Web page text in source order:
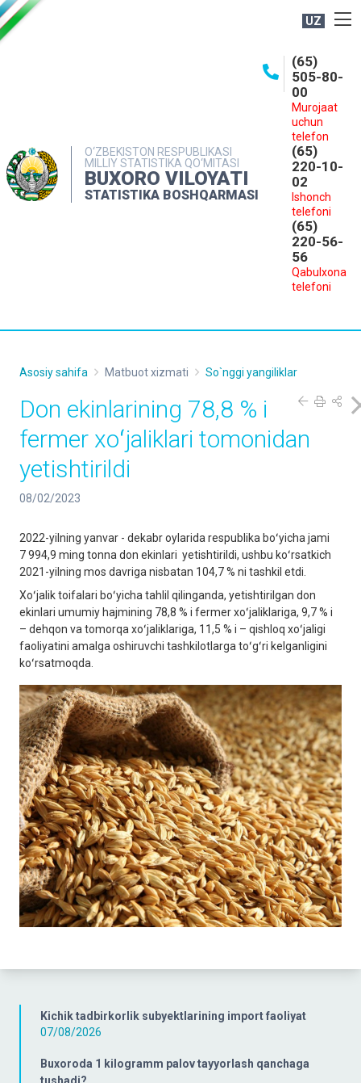
UZ
O‘ZBEKISTON RESPUBLIKASI
MILLIY STATISTIKA QO‘MITASI
BUXORO VILOYATI
STATISTIKA BOSHQARMASI
(65)
505-80-
00
Murojaat
uchun
telefon
(65)
220-10-
02
Ishonch
telefoni
(65)
220-56-
56
Qabulxona
telefoni
MATBUOT XIZMATI
MUROJAATLAR
Kichik tadbirkorlik subyektlarining import faoliyat
07/08/2026
Buxoroda 1 kilogramm palov tayyorlash qanchaga
Asosiy sahifa Matbuot xizmati So`nggi yangiliklar
Don ekinlarining 78,8 % i
fermer xoʻjaliklari tomonidan
yetishtirildi
08/02/2023
2022-yilning yanvar - dekabr oylarida respublika boʻyicha jami
7 994,9 ming tonna don ekinlari yetishtirildi, ushbu koʻrsatkich
2021-yilning mos davriga nisbatan 104,7 % ni tashkil etdi.
Xoʻjalik toifalari boʻyicha tahlil qilinganda, yetishtirilgan don
ekinlari umumiy hajmining 78,8 % i fermer xoʻjaliklariga, 9,7 % i
– dehqon va tomorqa xoʻjaliklariga, 11,5 % i – qishloq xoʻjaligi
faoliyatini amalga oshiruvchi tashkilotlarga toʻgʻri kelganligini
koʻrsatmoqda.